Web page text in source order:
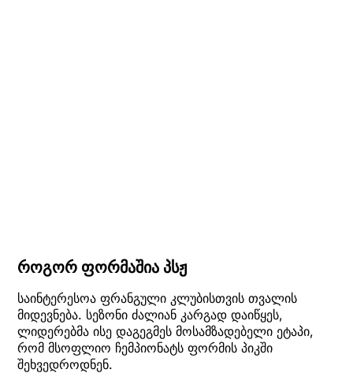
როგორ ფორმაშია პსჟ
საინტერესოა ფრანგული კლუბისთვის თვალის
მიდევნება. სეზონი ძალიან კარგად დაიწყეს,
ლიდერებმა ისე დაგეგმეს მოსამზადებელი ეტაპი,
რომ მსოფლიო ჩემპიონატს ფორმის პიკში
შეხვედროდნენ.